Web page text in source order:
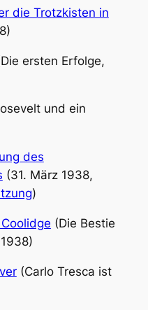
die Trotzkisten in
ersten Erfolge,
und ein
des
(31. März 1938,
)
(Die Bestie
(Carlo Tresca ist